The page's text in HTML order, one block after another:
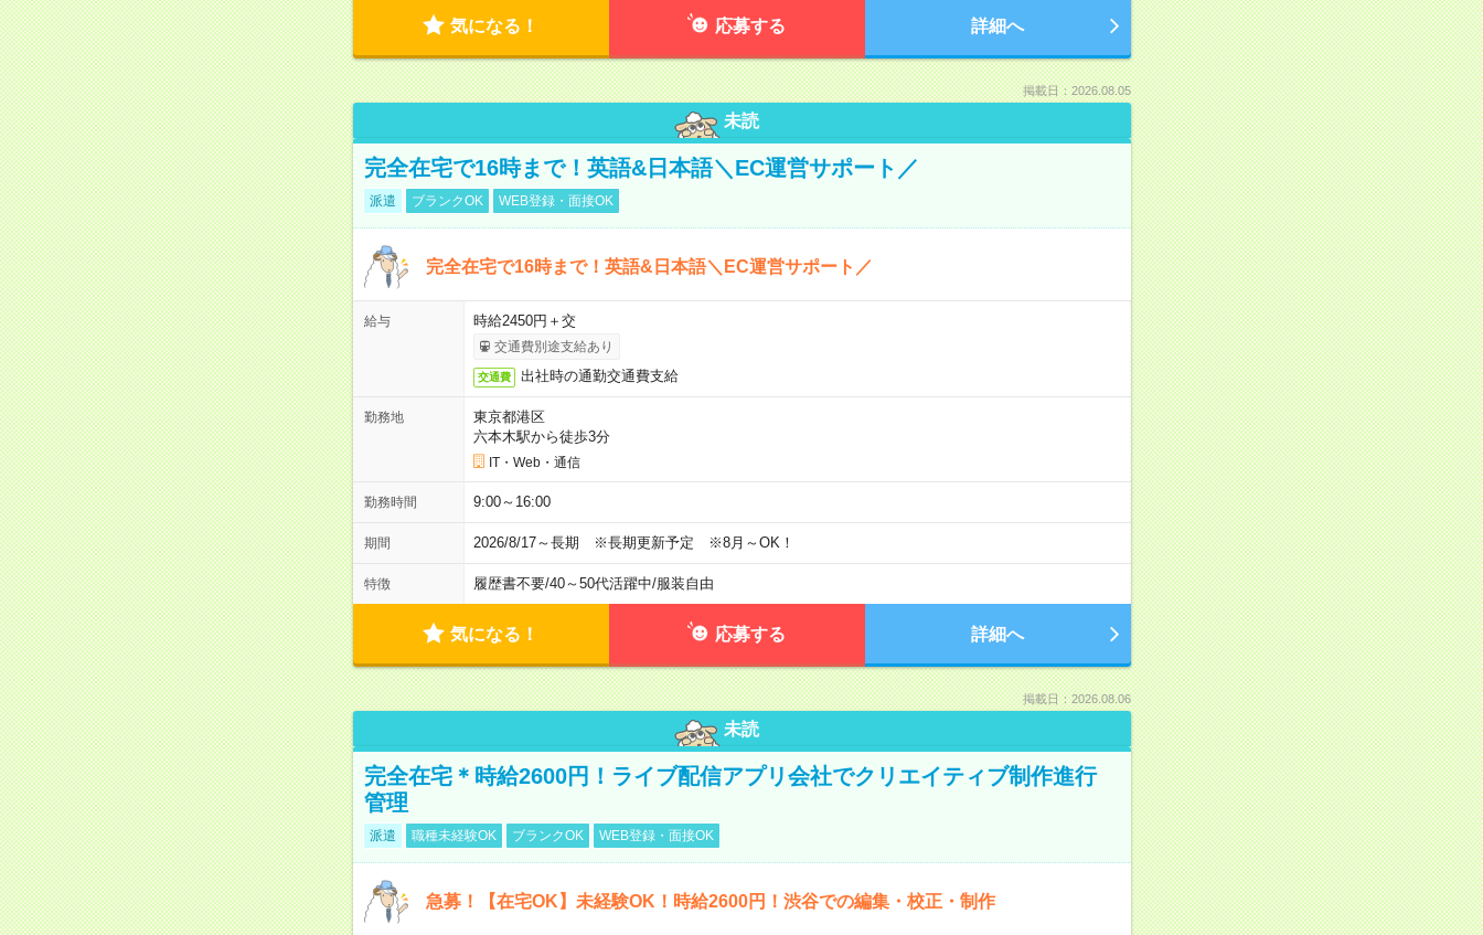
気になる！ 応募する 詳細へ
掲載日：2026.08.05
未読
完全在宅で16時まで！英語&日本語＼EC運営サポート／
派遣 ブランクOK WEB登録・面接OK
完全在宅で16時まで！英語&日本語＼EC運営サポート／
給与 時給2450円＋交
交通費別途支給あり
交通費 出社時の通勤交通費支給
勤務地
東京都港区
六本木駅から徒歩3分
IT・Web・通信
勤務時間 9:00～16:00
期間 2026/8/17～長期 ※長期更新予定 ※8月～OK！
特徴 履歴書不要/40～50代活躍中/服装自由
気になる！ 応募する 詳細へ
掲載日：2026.08.06
未読
完全在宅＊時給2600円！ライブ配信アプリ会社でクリエイティブ制作進行
管理
派遣 職種未経験OK ブランクOK WEB登録・面接OK
急募！【在宅OK】未経験OK！時給2600円！渋谷での編集・校正・制作